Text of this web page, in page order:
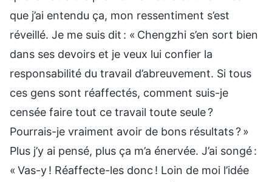
que j’ai entendu ça, mon ressentiment s’est
réveillé. Je me suis dit : « Chengzhi s’en sort bien
dans ses devoirs et je veux lui confier la
responsabilité du travail d’abreuvement. Si tous
ces gens sont réaffectés, comment suis-je
censée faire tout ce travail toute seule ?
Pourrais-je vraiment avoir de bons résultats ? »
Plus j’y ai pensé, plus ça m’a énervée. J’ai songé :
« Vas-y ! Réaffecte-les donc ! Loin de moi l’idée